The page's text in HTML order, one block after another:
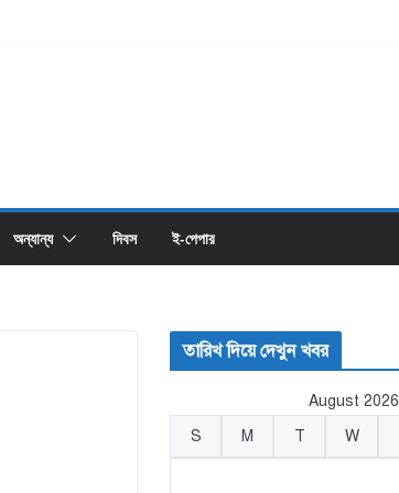
অন্যান্য দিবস ই-পেপার
তারিখ দিয়ে দেখুন খবর
August 2026
S
M T W